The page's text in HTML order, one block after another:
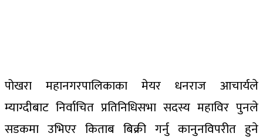
पोखरा महानगरपालिकाका मेयर धनराज आचार्यले
म्याग्दीबाट निर्वाचित प्रतिनिधिसभा सदस्य महाविर पुनले
सडकमा उभिएर किताब बिक्री गर्नु कानुनविपरीत हुने